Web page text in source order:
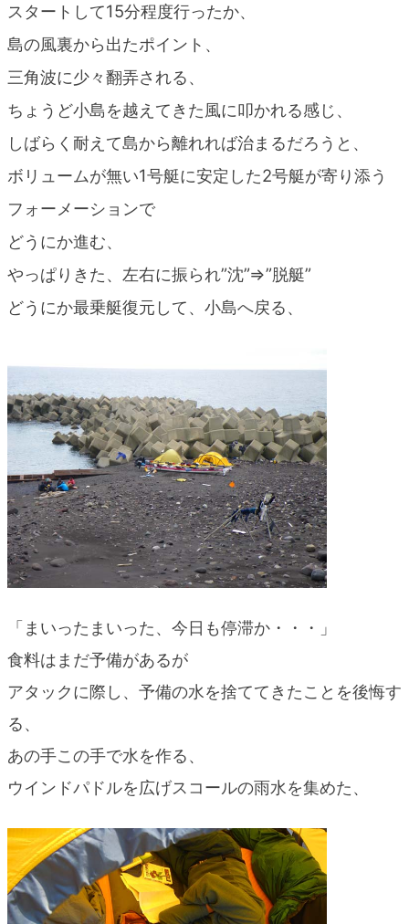
スタートして15分程度行ったか、
島の風裏から出たポイント、
三角波に少々翻弄される、
ちょうど小島を越えてきた風に叩かれる感じ、
しばらく耐えて島から離れれば治まるだろうと、
ボリュームが無い1号艇に安定した2号艇が寄り添う
フォーメーションで
どうにか進む、
やっぱりきた、左右に振られ”沈”⇒”脱艇”
どうにか最乗艇復元して、小島へ戻る、
「まいったまいった、今日も停滞か・・・」
食料はまだ予備があるが
アタックに際し、予備の水を捨ててきたことを後悔す
る、
あの手この手で水を作る、
ウインドパドルを広げスコールの雨水を集めた、